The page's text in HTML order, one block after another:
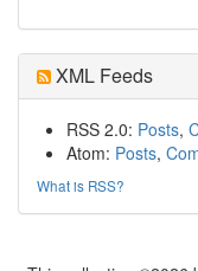
XML Feeds
RSS 2.0: Posts,
Atom: Posts,
What is RSS?